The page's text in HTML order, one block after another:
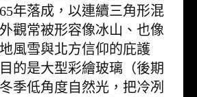
年落成，以連續三角形混
觀常被形容像冰山、也像
風雪與北方信仰的庇護
的是大型彩繪玻璃（後期
季低角度自然光，把冷冽